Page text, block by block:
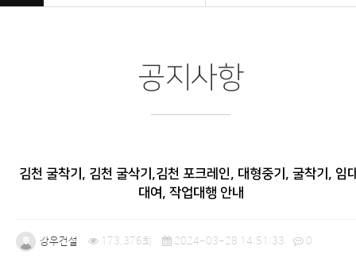
공지사항
김천 굴착기, 김천 굴삭기,김천 포크레인, 대형중기, 굴착기, 임
대여, 작업대행 안내
강우건설 173,376회 2024-03-28 14:51:33 0